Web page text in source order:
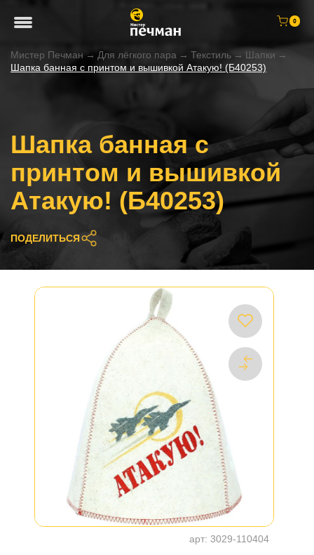
0
Мистер Печман → Для лёгкого пара → Текстиль → Шапки →
Шапка банная с принтом и вышивкой Атакую! (Б40253)
Шапка банная с
принтом и вышивкой
Атакую! (Б40253)
ПОДЕЛИТЬСЯ
арт: 3029-110404